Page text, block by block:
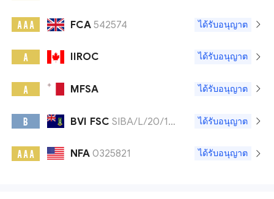
A A A FCA 542574 ได้รับอนุญาต
A IIROC ได้รับอนุญาต
A MFSA ได้รับอนุญาต
B BVI FSC SIBA/L/20/1130 ได้รับอนุญาต
A A A NFA 0325821 ได้รับอนุญาต